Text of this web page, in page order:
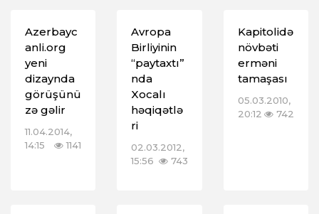
Azerbayc
anli.org
yeni
dizaynda
görüşünü
zə gəlir
11.04.2014,
14:15
1141
Avropa
Birliyinin
“paytaxtı”
nda
Xocalı
həqiqətlə
ri
02.03.2012,
15:56
743
Kapitolidə
növbəti
erməni
tamaşası
05.03.2010,
20:12
742